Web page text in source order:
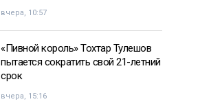
вчера, 10:57
«Пивной король» Тохтар Тулешов
пытается сократить свой 21-летний
срок
вчера, 15:16